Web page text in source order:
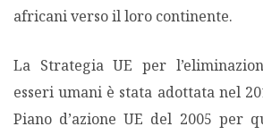
africani verso il loro continente.
La Strategia UE per
esseri umani è stata adottata nel
Piano d’azione UE del 2005 per